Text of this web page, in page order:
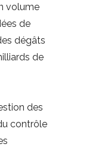
volume
de
dégâts
de
des
contrôle